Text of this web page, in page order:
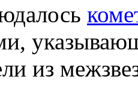
из